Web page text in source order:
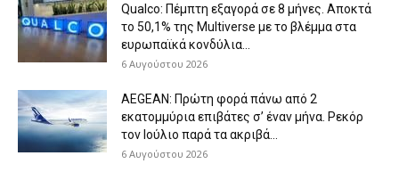
Qualco: Πέμπτη εξαγορά σε 8 μήνες. Aποκτά
το 50,1% της Multiverse με το βλέμμα στα
ευρωπαϊκά κονδύλια...
6 Αυγούστου 2026
AEGEAN: Πρώτη φορά πάνω από 2
εκατομμύρια επιβάτες σ’ έναν μήνα. Ρεκόρ
τον Ιούλιο παρά τα ακριβά...
6 Αυγούστου 2026